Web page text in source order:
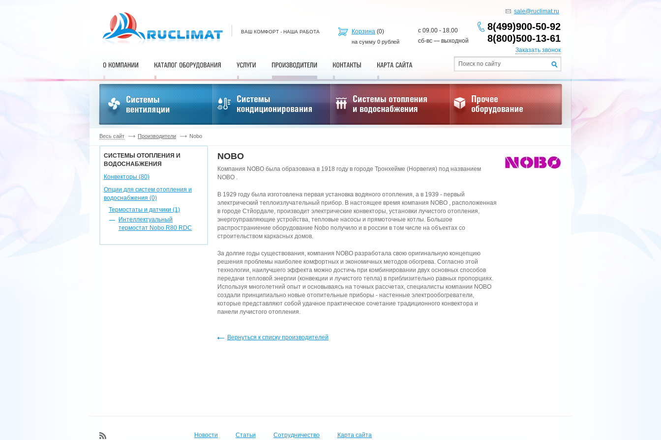
ВАШ КОМФОРТ - НАША РАБОТА Корзина (0)
на сумму 0 рублей
с 09.00 - 18.00
сб-вс — выходной
sale@ruclimat.ru
8(499)900-50-92
8(800)500-13-61
Заказать звонок
Весь сайт Производители Nobo
СИСТЕМЫ ОТОПЛЕНИЯ И
ВОДОСНАБЖЕНИЯ
Конвекторы (80)
Опции для систем отопления и
водоснабжения (0)
Термостаты и датчики (1)
Интеллектуальный
термостат Nobo R80 RDC
NOBO
Компания NOBO была образована в 1918 году в городе Тронхейме (Норвегия) под названием
NOBO .
В 1929 году была изготовлена первая установка водяного отопления, а в 1939 - первый
электрический теплоизлучательный прибор. В настоящее время компания NOBO , расположенная
в городе Стйордале, производит электрические конвекторы, установки лучистого отопления,
энергоуправляющие устройства, тепловые насосы и прямоточные котлы. Большое
распространиение оборудование Nobo получило и в россии в том числе на объектах со
строительством каркасных домов.
За долгие годы существования, компания NOBO разработала свою оригинальную концепцию
решения проблемы наиболее комфортных и экономичных методов обогрева. Согласно этой
технологии, наилучшего эффекта можно достичь при комбинировании двух основных способов
передачи тепловой энергии (конвекции и лучистого тепла) в приблизительно равных пропорциях.
Используя многолетний опыт и основываясь на точных рассчетах, специалисты компании NOBO
создали принципиально новые отопительные приборы - настенные электрообогреватели,
которые представляют собой удачное практическое сочетание традиционного конвектора и
панели лучистого отопления.
Вернуться к списку производителей
Новости Статьи Сотрудничество Карта сайта